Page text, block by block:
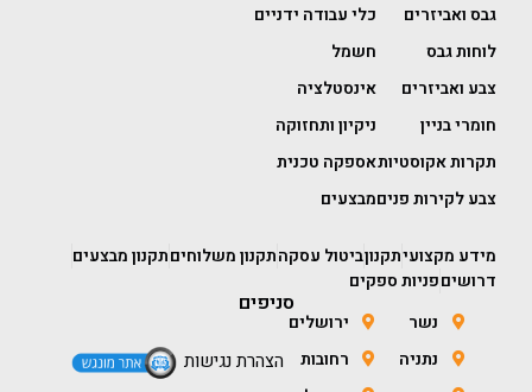
גבס ואביזרים
לוחות גבס
צבע ואביזרים
חומרי בניין
תקרות אקוסטיות
צבע לקירות פנים
כלי עבודה ידניים
חשמל
אינסטלציה
ניקיון ותחזוקה
אספקה טכנית
מבצעים
מידע מקצועיתקנוןביטול עסקהתקנון משלוחיםתקנון מבצעים
דרושיםפניות ספקים
סניפים
נשר
נתניה
ירושלים
רחובות
הצהרת נגישות